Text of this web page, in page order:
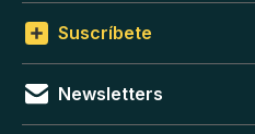
Suscríbete
Newsletters